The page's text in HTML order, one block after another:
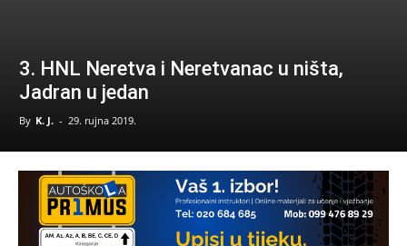
3. HNL Neretva i Neretvanac u ništa,
Jadran u jedan
By K. J. - 29. rujna 2019.